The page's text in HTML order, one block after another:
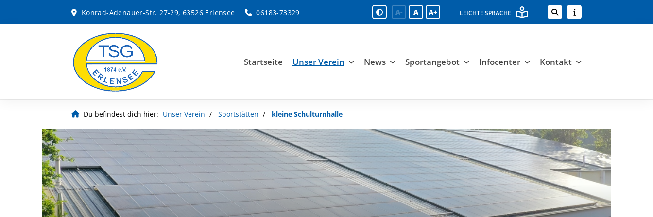
Konrad-Adenauer-Str. 27-29, 63526 Erlensee 06183-73329 A- A A+ LEICHTE SPRACHE
Startseite Unser Verein News Sportangebot Infocenter Kontakt
Du befindest dich hier: Unser Verein Sportstätten kleine Schulturnhalle